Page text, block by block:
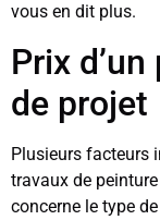
vous en dit plus.
Prix
de projet
Plusieurs facteurs
travaux de
concerne le type